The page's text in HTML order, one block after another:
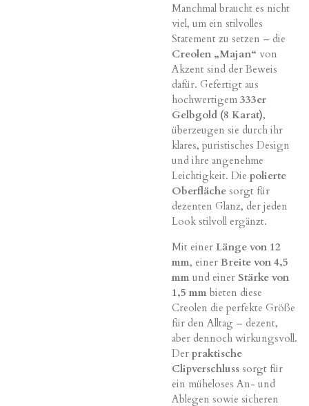
Manchmal braucht es nicht
viel, um ein stilvolles
Statement zu setzen – die
Creolen „Majan“ von
Akzent sind der Beweis
dafür. Gefertigt aus
hochwertigem 333er
Gelbgold (8 Karat),
überzeugen sie durch ihr
klares, puristisches Design
und ihre angenehme
Leichtigkeit. Die polierte
Oberfläche sorgt für
dezenten Glanz, der jeden
Look stilvoll ergänzt.
Mit einer Länge von 12
mm, einer Breite von 4,5
mm und einer Stärke von
1,5 mm bieten diese
Creolen die perfekte Größe
für den Alltag – dezent,
aber dennoch wirkungsvoll.
Der praktische
Clipverschluss sorgt für
ein müheloses An- und
Ablegen sowie sicheren